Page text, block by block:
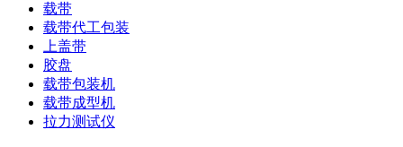
载带
载带代工包装
上盖带
胶盘
载带包装机
载带成型机
拉力测试仪